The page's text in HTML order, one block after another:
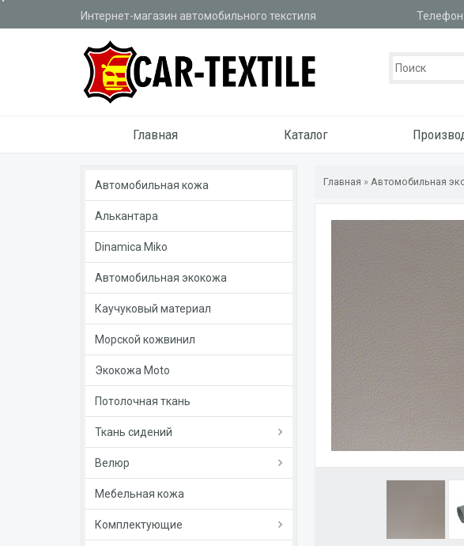
Интернет-магазин автомобильного текстиля
Главная Каталог
Автомобильная кожа
Алькантара
Dinamica Miko
Автомобильная экокожа
Каучуковый материал
Морской кожвинил
Экокожа Moto
Потолочная ткань
Ткань сидений
Велюр
Мебельная кожа
Комплектующие
Главная »Автомобильная